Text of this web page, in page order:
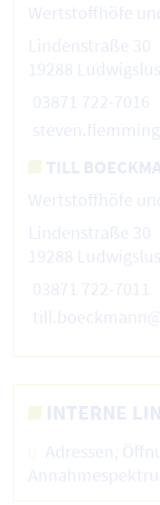
Wertstoffhöfe
Lindenstraße 30
19288
03871 722-7016
TILL
Wertstoffhöfe
Lindenstraße 30
19288
03871 722-7011
INTERNE
Adressen,